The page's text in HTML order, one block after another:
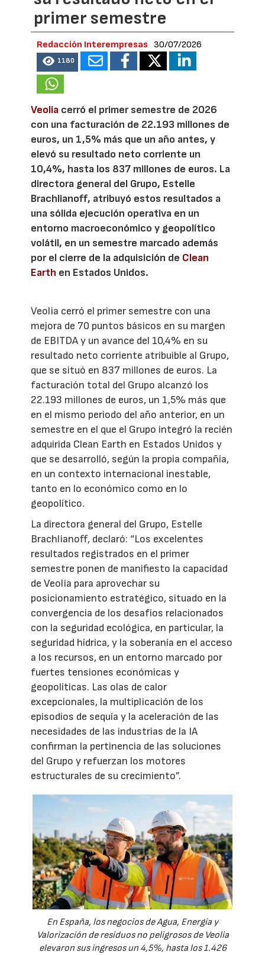
primer semestre
Redacción Interempresas 30/07/2026
1180
Veolia cerró el primer semestre de 2026
con una facturación de 22.193 millones de
euros, un 1,5% más que un año antes, y
elevó su resultado neto corriente un
10,4%, hasta los 837 millones de euros. La
directora general del Grupo, Estelle
Brachlianoff, atribuyó estos resultados a
una sólida ejecución operativa en un
entorno macroeconómico y geopolítico
volátil, en un semestre marcado además
por el cierre de la adquisición de Clean
Earth en Estados Unidos.
Veolia cerró el primer semestre con una
mejora de 70 puntos básicos en su margen
de EBITDA y un avance del 10,4% en su
resultado neto corriente atribuible al Grupo,
que se situó en 837 millones de euros. La
facturación total del Grupo alcanzó los
22.193 millones de euros, un 1,5% más que
en el mismo periodo del año anterior, en un
semestre en el que el Grupo integró la recién
adquirida Clean Earth en Estados Unidos y
que se desarrolló, según la propia compañía,
en un contexto internacional inestable,
tanto en lo económico como en lo
geopolítico.
La directora general del Grupo, Estelle
Brachlianoff, declaró: “Los excelentes
resultados registrados en el primer
semestre ponen de manifiesto la capacidad
de Veolia para aprovechar su
posicionamiento estratégico, situado en la
convergencia de los desafíos relacionados
con la seguridad ecológica, en particular, la
seguridad hídrica, y la soberanía en el acceso
a los recursos, en un entorno marcado por
fuertes tensiones económicas y
geopolíticas. Las olas de calor
excepcionales, la multiplicación de los
episodios de sequía y la aceleración de las
necesidades de las industrias de la IA
confirman la pertinencia de las soluciones
del Grupo y refuerzan los motores
estructurales de su crecimiento”.
En España, los negocios de Agua, Energía y
Valorización de residuos no peligrosos de Veolia
elevaron sus ingresos un 4,5%, hasta los 1.426